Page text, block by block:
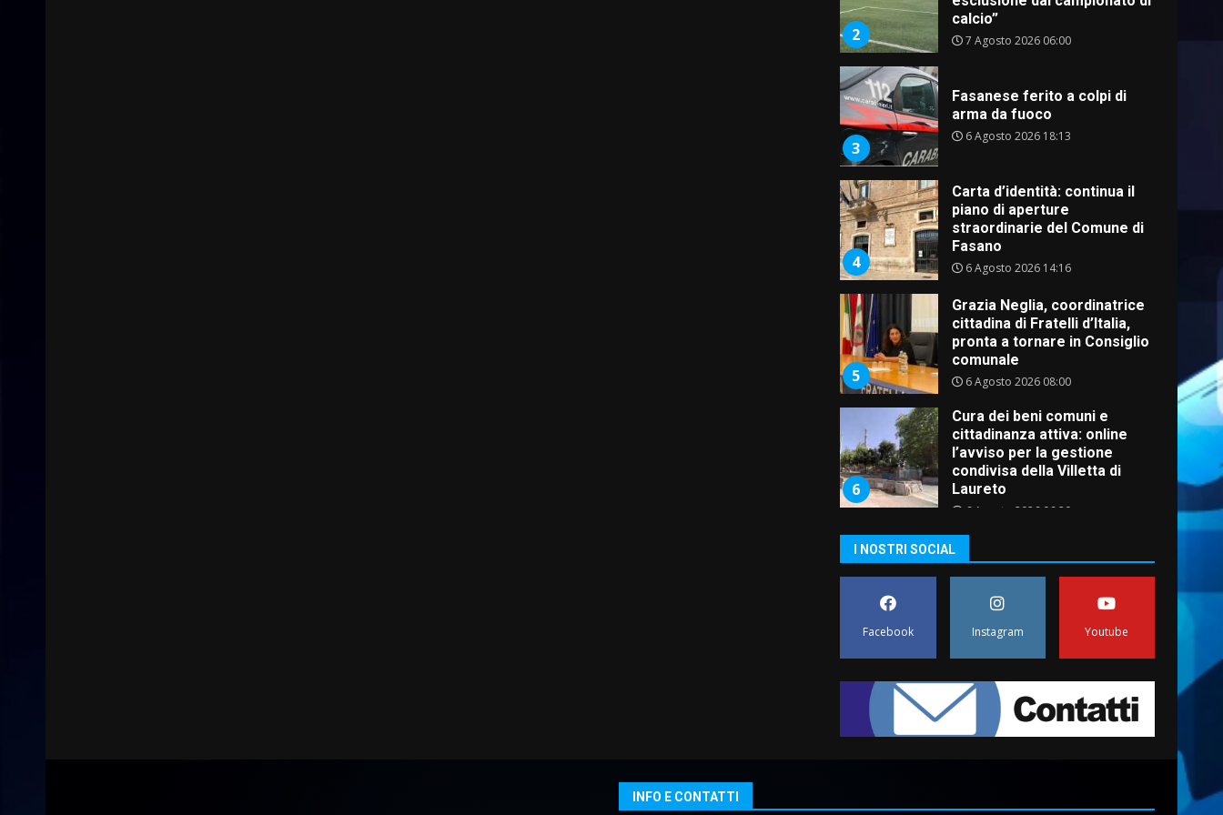
2
calcio”
7 Agosto 2026 06:00
3
Fasanese ferito a colpi di
arma da fuoco
6 Agosto 2026 18:13
4
Carta d’identità: continua il
piano di aperture
straordinarie del Comune di
Fasano
6 Agosto 2026 14:16
5
Grazia Neglia, coordinatrice
cittadina di Fratelli d’Italia,
pronta a tornare in Consiglio
comunale
6 Agosto 2026 08:00
6
Cura dei beni comuni e
cittadinanza attiva: online
l’avviso per la gestione
condivisa della Villetta di
Laureto
6 Agosto 2026 06:20
prima assoluta de “L’Albergo
Belvedere. Il rapimento”
6 Agosto 2026 06:15
appuntamento con “Fasano in
Banda”
7 Agosto 2026 06:05
I NOSTRI SOCIAL
Facebook Instagram Youtube
INFO E CONTATTI